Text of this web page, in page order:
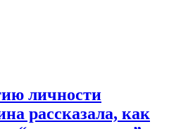
личности
рассказала, как